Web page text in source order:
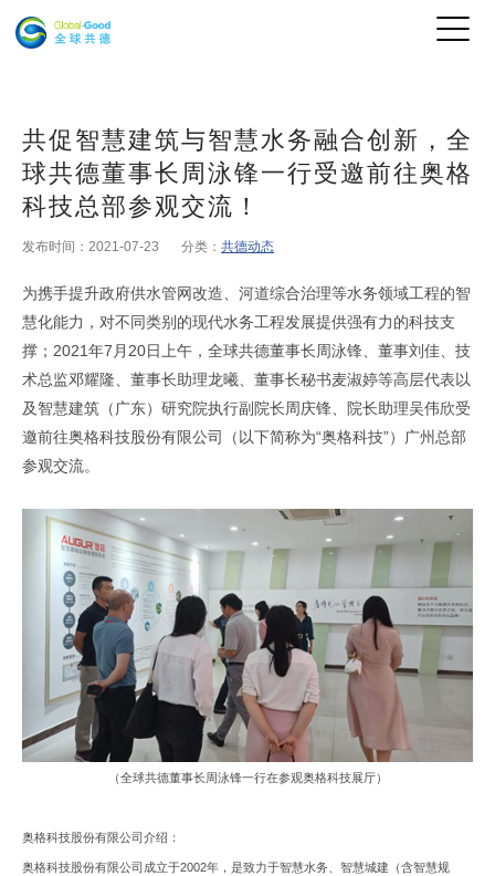
共促智慧建筑与智慧水务融合创新，全
球共德董事长周泳锋一行受邀前往奥格
科技总部参观交流！
发布时间：2021-07-23 分类： 共德动态
为携手提升政府供水管网改造、河道综合治理等水务领域工程的智
慧化能力，对不同类别的现代水务工程发展提供强有力的科技支
撑； 2021年7 月 20日上午，全球共德董事长周泳锋、董事刘佳、技
术总监邓耀隆、董事长助理龙曦、董事长秘书麦淑婷等高层代表以
及智慧建筑（广东）研究院执行副院长周庆锋、院长助理吴伟欣受
邀前往奥格科技股份有限公司（以下简称为“奥格科技”）广州总部
参观交流。
（全球共德董事长周泳锋一行在参观奥格科技展厅）
奥格科技股份有限公司介绍：
奥格科技股份有限公司成立于2002年，是致力于智慧水务、智慧城建（含智慧规